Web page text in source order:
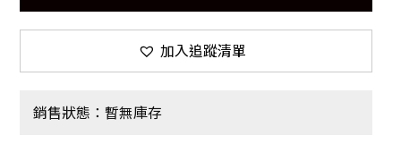
加入追蹤清單
銷售狀態：暫無庫存